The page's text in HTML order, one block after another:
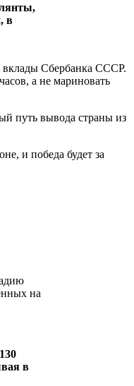
в
вклады Сбербанка СССР.
а не мариновать
путь вывода страны из
и победа будет за
на
в